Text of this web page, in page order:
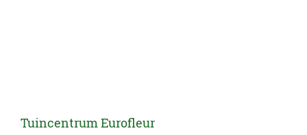
Tuincentrum Eurofleur